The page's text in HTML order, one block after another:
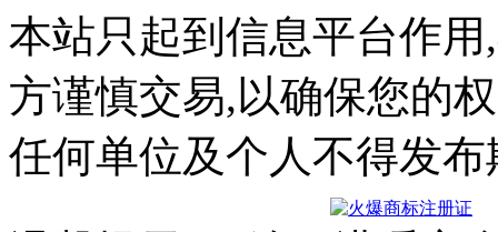
本站只起到信息平台作
方谨慎交易,以确保您的
任何单位及个人不得发